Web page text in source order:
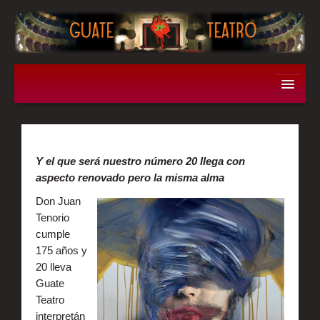
Filumena Marturano
Los enredos del gato con botas
Entremeses Hermanos Alvarez Quintero
Historia
Y el que será nuestro número 20 llega con
aspecto renovado pero la misma alma
Don Juan
Tenorio
cumple
175 años y
20 lleva
Guate
Teatro
interpretán